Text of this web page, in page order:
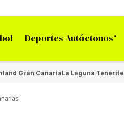
Deportes Autóctonos
Gran CanariaLa Laguna Tenerife